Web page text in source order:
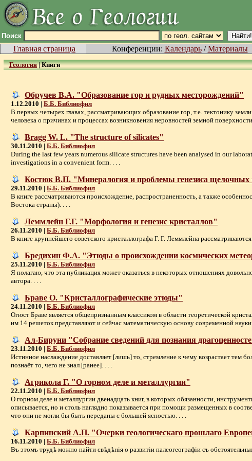
Поиск
Главная страница Конференции: Календарь/Материалы
Геология|Книги
Обручев В.А. "Образование гор и рудных месторождений"
1.12.2010 | Б.Б. Библиофил
В первых четырех главах, рассматривающих образование гор, т.е. тектонику
человека о причинах и процессах возникновения неровностей земной
Bragg W. L. "The structure of silicates"
30.11.2010 | Б.Б. Библиофил
During the last few years numerous silicate structures have been analysed in our
investigations in a convenient form. . . .
Костюк В.П. "Минералогия и проблемы генезиса
29.11.2010 | Б.Б. Библиофил
В книге рассматриваются происхождение, распространенность, а также
Востока страны). . . .
Леммлейн Г.Г. "Морфология и генезис кристаллов"
26.11.2010 | Б.Б. Библиофил
В книге крупнейшего советского кристаллографа Г. Г. Леммлейна
Бредихин Ф.А. "Этюды о происхождении космических
25.11.2010 | Б.Б. Библиофил
Я полагаю, что эта публикация может оказаться в некоторых отношениях
автора. . . .
Браве О. "Кристаллографические этюды"
24.11.2010 | Б.Б. Библиофил
Огюст Браве является общепризнанным классиком в области теоретической
им 14 решеток представляют и сейчас математическую основу современной науки
Ал-Бируни "Собрание сведений для познания
23.11.2010 | Б.Б. Библиофил
Истинное наслаждение доставляет [лишь] то, стремление к чему возрастает тем
познаёт то, чего не знал [ранее]. . . .
Агрикола Г. "О горном деле и металлургии"
22.11.2010 | Б.Б. Библиофил
О горном деле и металлургии двенадцать книг, в которых обязанности,
описывается, но и столь наглядно показывается при помощи размещенных в
что они не могли бы быть переданы с большей ясностью. . . .
Карпинский А.П. "Очерки геологическаго прошлаго
16.11.2010 | Б.Б. Библиофил
Въ этомъ трудѣ можно найти свѣдѣнiя о развитiи палеогеографiи съ